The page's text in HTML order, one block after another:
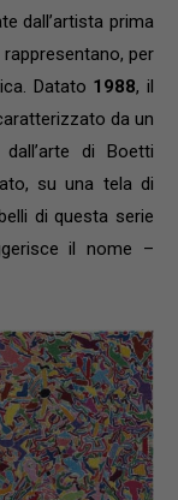
dall’artista prima
per
Datato 1988, il
da un
di Boetti
su una tela di
di questa serie
il nome –